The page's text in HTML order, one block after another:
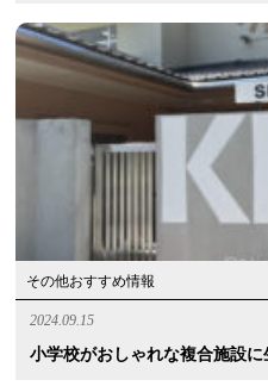
その他おすすめ情報
2024.09.15
小学校がおしゃれな複合施設